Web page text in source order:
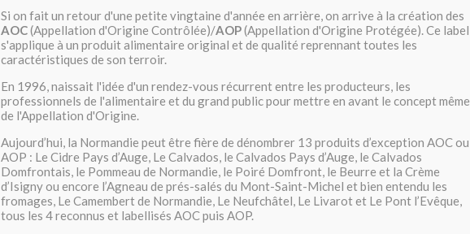
Si on fait un retour d'une petite vingtaine d'année en arrière, on arrive à la création des
AOC(Appellation d'Origine Contrôlée)/AOP(Appellation d'Origine Protégée). Ce label
s'applique à un produit alimentaire original et de qualité reprennant toutes les
caractéristiques de son terroir.
En 1996, naissait l'idée d'un rendez-vous récurrent entre les producteurs, les
professionnels de l'alimentaire et du grand public pour mettre en avant le concept même
de l'Appellation d'Origine.
Aujourd’hui, la Normandie peut être fière de dénombrer 13 produits d’exception AOC ou
AOP : Le Cidre Pays d’Auge, Le Calvados, le Calvados Pays d’Auge, le Calvados
Domfrontais, le Pommeau de Normandie, le Poiré Domfront, le Beurre et la Crème
d’Isigny ou encore l’Agneau de prés-salés du Mont-Saint-Michel et bien entendu les
fromages, Le Camembert de Normandie, Le Neufchâtel, Le Livarot et Le Pont l’Evêque,
tous les 4 reconnus et labellisés AOC puis AOP.